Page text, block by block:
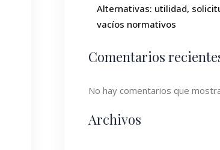
Alternativas: utilidad,
vacíos normativos
Comentarios
No hay comentarios que
Archivos